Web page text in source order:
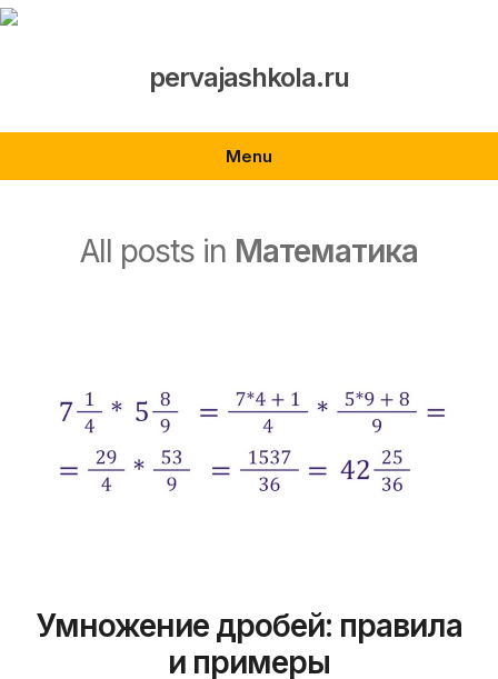
Skip
pervajashkola.ru
Menu
All posts in Математика
Умножение дробей: правила
и примеры